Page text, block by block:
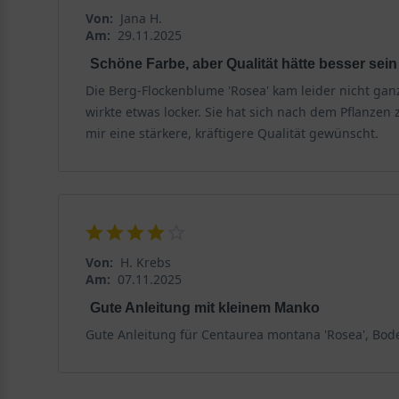
und kommt mit unterschiedlichen
Lichtanspruch der Centaurea montana 'Rosea'
Die Centaurea montana 'Rosea' gedeiht am besten
Wuchsform. Im Halbschatten bleibt die Blütenfülle
Stängel dann länger werden und die Blütenbildung
Wert ist optimal, aber auch schwach saure Böden
sich besonders für Freiflächen und Gehölzränder
verhindert, dass die Blätter bei Nässe auf dem Boden
Blüte und Blattwerk der Berg-Flockenblume
Von: Jana H.
Am: 29.11.2025
Schöne Farbe, aber Qualität hätte besser
Die Berg-Flockenblume 'Rosea' kam leider nicht
wirkte etwas locker. Sie hat sich nach dem
mir eine stärkere, kräftigere Qualität gewünscht.
Von: H. Krebs
Am: 07.11.2025
Gute Anleitung mit kleinem Manko
Gute Anleitung für Centaurea montana 'Rosea',